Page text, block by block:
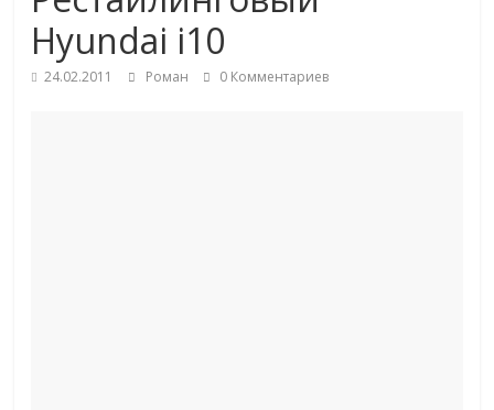
Hyundai i10
24.02.2011 Роман 0 Комментариев